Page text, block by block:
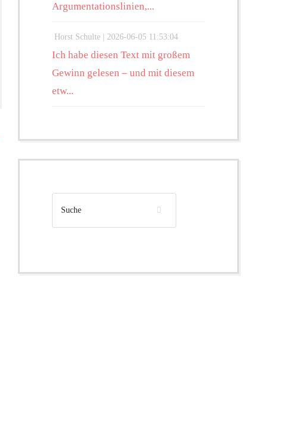
Argumentationslinien,...
Horst Schulte | 2026-06-05 11:53:04
Ich habe diesen Text mit großem
Gewinn gelesen – und mit diesem
etw...